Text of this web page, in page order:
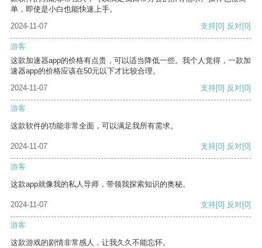
单，即使是小白也能快速上手。
2024-11-07
支持[0] 反对[0]
游客
这款加速器app的价格有点贵，可以适当降低一些。我个人觉得，一款加
速器app的价格应该在50元以下才比较合理。
2024-11-07
支持[0] 反对[0]
游客
这款软件的功能非常全面，可以满足我所有需求。
2024-11-07 支持[0] 反对[0]
游客
这款app就像我的私人导师，带领我探索知识的奥秘。
2024-11-07 支持[0] 反对[0]
游客
这款游戏的剧情非常感人，让我久久不能忘怀。